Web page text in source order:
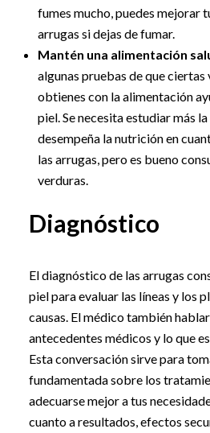
fumes mucho, puedes mejorar
arrugas si dejas de fumar.
Mantén una alimentación
algunas pruebas de que ciertas
obtienes con la alimentación
piel. Se necesita estudiar más
desempeña la nutrición en
las arrugas, pero es bueno
verduras.
Diagnóstico
El diagnóstico de las arrugas
piel para evaluar las líneas y los
causas. El médico también
antecedentes médicos y lo que
Esta conversación sirve para
fundamentada sobre los
adecuarse mejor a tus
cuanto a resultados, efectos